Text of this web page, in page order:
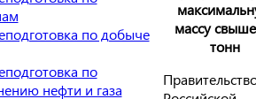
по добыче
по
нефти и газа
массу
тонн